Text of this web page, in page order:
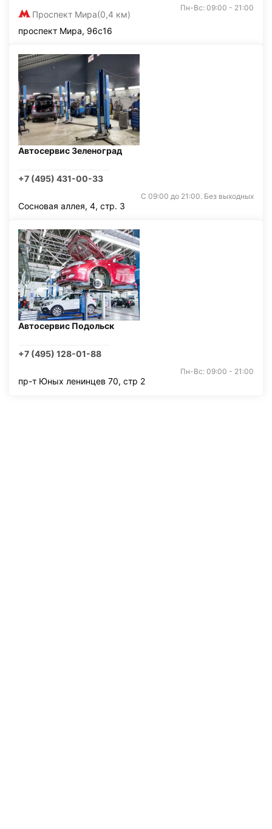
Проспект Мира(0,4 км)
Пн-Вс: 09:00 - 21:00
проспект Мира, 96с16
Автосервис Зеленоград
+7 (495) 431-00-33
С 09:00 до 21:00. Без выходных
Сосновая аллея, 4, стр. 3
Автосервис Подольск
+7 (495) 128-01-88
Пн-Вс: 09:00 - 21:00
пр-т Юных ленинцев 70, стр 2